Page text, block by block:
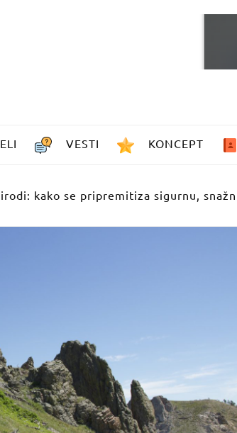
VESTI KONCEPT
kako se pripremitiza sigurnu,